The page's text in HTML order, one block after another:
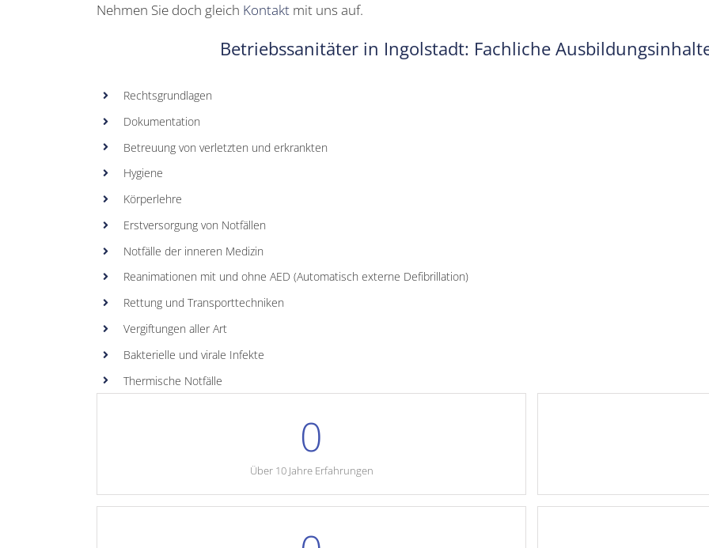
Nehmen Sie doch gleich Kontakt mit uns auf.
Betriebssanitäter in Ingolstadt: Fachliche
Rechtsgrundlagen
Dokumentation
Betreuung von verletzten und erkrankten
Hygiene
Körperlehre
Erstversorgung von Notfällen
Notfälle der inneren Medizin
Reanimationen mit und ohne AED (Automatisch externe Defibrillation)
Rettung und Transporttechniken
Vergiftungen aller Art
Bakterielle und virale Infekte
Thermische Notfälle
0
Über 10 Jahre Erfahrungen